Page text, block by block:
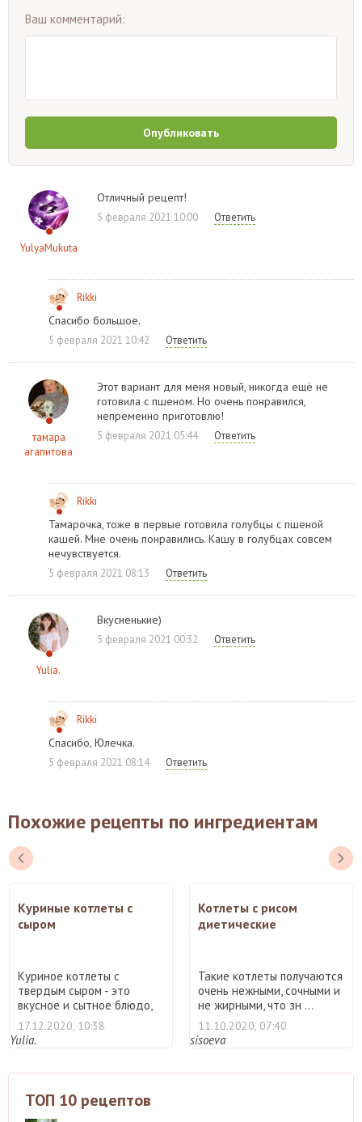
Ваш комментарий:
Опубликовать
YulyaMukuta
Отличный рецепт!
5 февраля 2021 10:00 Ответить
Rikki
Спасибо большое.
5 февраля 2021 10:42 Ответить
тамара
агапитова
Этот вариант для меня новый, никогда ещё не
готовила с пшеном. Но очень понравился,
непременно приготовлю!
5 февраля 2021 05:44 Ответить
Rikki
Тамарочка, тоже в первые готовила голубцы с пшеной
кашей. Мне очень понравились. Кашу в голубцах совсем
нечувствуется.
5 февраля 2021 08:13 Ответить
Yulia.
Вкусненькие)
5 февраля 2021 00:32 Ответить
Rikki
Спасибо, Юлечка.
5 февраля 2021 08:14 Ответить
Похожие рецепты по ингредиентам
Куриные котлеты с
сыром
Куриное котлеты с
твердым сыром - это
вкусное и сытное блюдо,
которо ...
17.12.2020, 10:38
Yulia.
Котлеты с рисом
диетические
Такие котлеты получаются
очень нежными, сочными и
не жирными, что зн ...
11.10.2020, 07:40
sisoeva
ТОП 10 рецептов